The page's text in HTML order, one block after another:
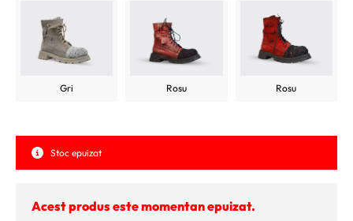
Gri Rosu Rosu
Stoc epuizat
Acest produs este momentan epuizat.